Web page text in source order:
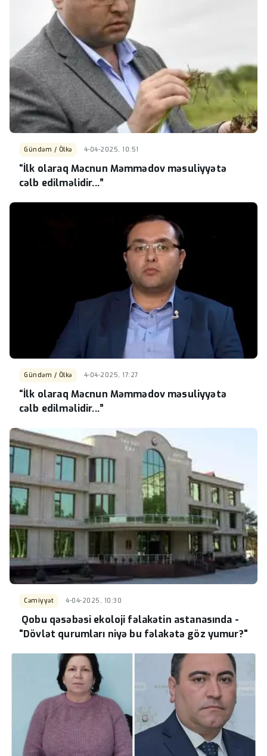
Gündəm / Ölkə 4-04-2025, 10:51
“İlk olaraq Məcnun Məmmədov məsuliyyətə
cəlb edilməlidir...”
Gündəm / Ölkə 4-04-2025, 17:27
“İlk olaraq Məcnun Məmmədov məsuliyyətə
cəlb edilməlidir...”
Cəmiyyət 4-04-2025, 10:30
Qobu qəsəbəsi ekoloji fəlakətin astanasında -
"Dövlət qurumları niyə bu fəlakətə göz yumur?"